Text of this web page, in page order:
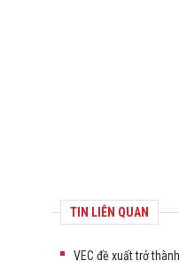
TIN LIÊN QUAN
VEC đề xuất trở